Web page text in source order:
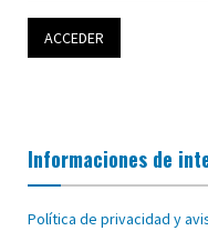
Informaciones de
Política de privacidad y